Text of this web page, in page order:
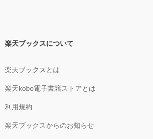
楽天ブックスについて
楽天ブックスとは
楽天kobo電子書籍ストアとは
利用規約
楽天ブックスからのお知らせ